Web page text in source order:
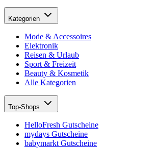
Kategorien
Mode & Accessoires
Elektronik
Reisen & Urlaub
Sport & Freizeit
Beauty & Kosmetik
Alle Kategorien
Top-Shops
HelloFresh Gutscheine
mydays Gutscheine
babymarkt Gutscheine